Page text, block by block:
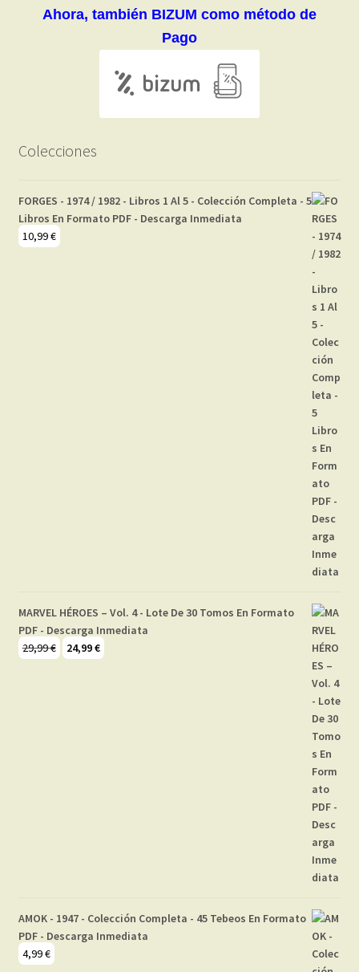
Ahora, también BIZUM como método de
Pago
Colecciones
FORGES - 1974 / 1982 - Libros 1 Al 5 - Colección Completa - 5
Libros En Formato PDF - Descarga Inmediata
10,99€
MARVEL HÉROES – Vol. 4 - Lote De 30 Tomos En Formato
PDF - Descarga Inmediata
29,99€
El24,99€
AMOK - 1947 - Colección Completa - 45 Tebeos En Formato
PDF - Descarga Inmediata
4,99€